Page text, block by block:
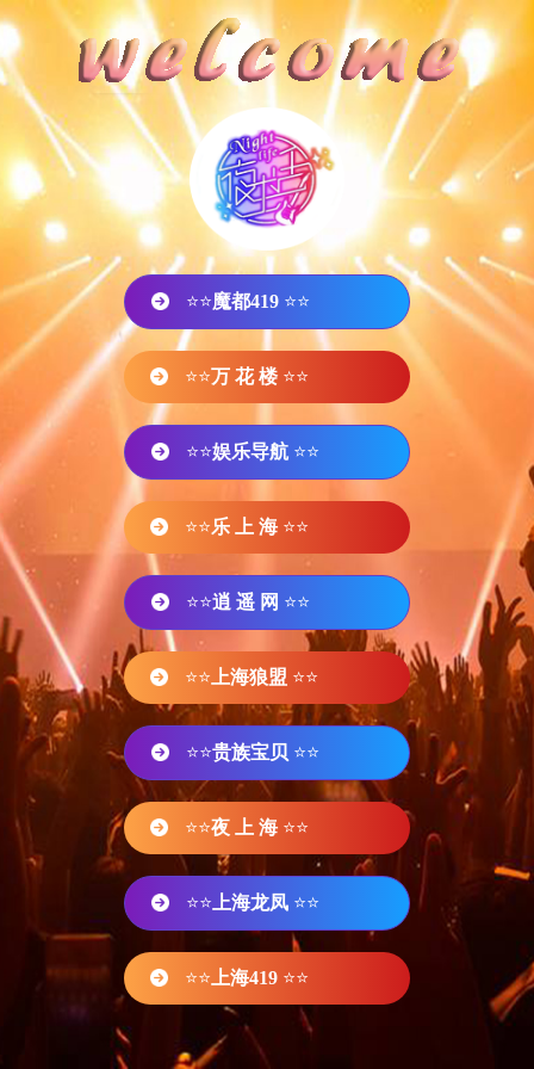
⭐⭐魔都419 ⭐⭐
⭐⭐万 花 楼 ⭐⭐
⭐⭐娱乐导航 ⭐⭐
⭐⭐乐 上 海 ⭐⭐
⭐⭐逍 遥 网 ⭐⭐
⭐⭐ 上海狼盟 ⭐⭐
⭐⭐贵族宝贝 ⭐⭐
⭐⭐夜 上 海 ⭐⭐
⭐⭐ 上海龙凤 ⭐⭐
⭐⭐ 上海419 ⭐⭐